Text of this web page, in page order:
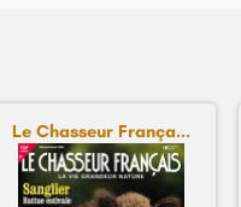
Le Chasseur França...